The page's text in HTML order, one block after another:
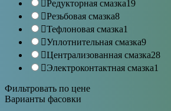
Редукторная смазка19
Резьбовая смазка8
Тефлоновая смазка1
Уплотнительная смазка9
Централизованная смазка28
Электроконтактная смазка1
Фильтровать по цене
Варианты фасовки